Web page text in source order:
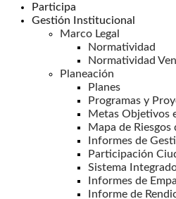
Participa
Gestión Institucional
Marco Legal
Normatividad
Normatividad
Planeación
Planes
Programas y
Metas Objetivos
Mapa de Riesgos
Informes de
Participación
Sistema
Informes de
Informe de